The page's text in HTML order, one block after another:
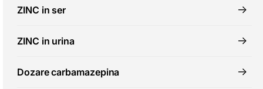
ZINC in ser
ZINC in urina
Dozare carbamazepina